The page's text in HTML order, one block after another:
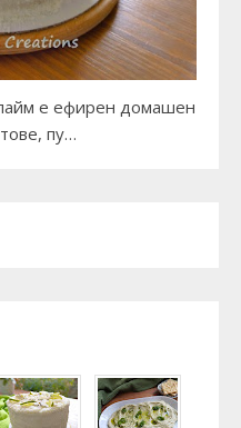
е ефирен домашен
пу…